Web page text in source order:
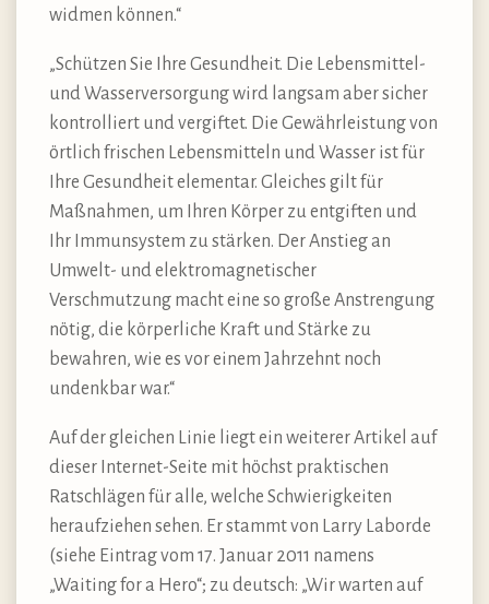
widmen können.“
„Schützen Sie Ihre Gesundheit. Die Lebensmittel-
und Wasserversorgung wird langsam aber sicher
kontrolliert und vergiftet. Die Gewährleistung von
örtlich frischen Lebensmitteln und Wasser ist für
Ihre Gesundheit elementar. Gleiches gilt für
Maßnahmen, um Ihren Körper zu entgiften und
Ihr Immunsystem zu stärken. Der Anstieg an
Umwelt- und elektromagnetischer
Verschmutzung macht eine so große Anstrengung
nötig, die körperliche Kraft und Stärke zu
bewahren, wie es vor einem Jahrzehnt noch
undenkbar war.“
Auf der gleichen Linie liegt ein weiterer Artikel auf
dieser Internet-Seite mit höchst praktischen
Ratschlägen für alle, welche Schwierigkeiten
heraufziehen sehen. Er stammt von Larry Laborde
(siehe Eintrag vom 17. Januar 2011 namens
„Waiting for a Hero“; zu deutsch: „Wir warten auf